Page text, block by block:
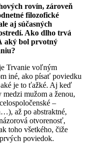
rovín, zároveň
filozofické
aj súčasných
Ako dlho trvá
aký bol prvotný
Trvanie voľným
iné, ako písať poviedku
je to ťažké. Aj keď
mužom a ženou,
–
až po abstraktné,
otvorenosť,
toho všetkého, čiže
poviedok.